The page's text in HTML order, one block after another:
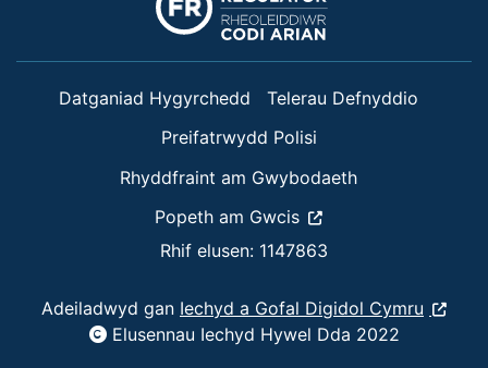
Datganiad Hygyrchedd
Telerau Defnyddio
Preifatrwydd Polisi
Rhyddfraint am Gwybodaeth
Popeth am Gwcis
Rhif elusen: 1147863
Adeiladwyd gan Iechyd a Gofal Digidol Cymru
Elusennau Iechyd Hywel Dda 2022